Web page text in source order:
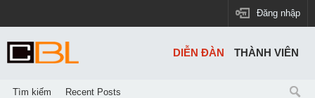
Đăng nhập
DIỄN ĐÀN
Tìm kiếm Recent Posts
THÀNH VIÊN